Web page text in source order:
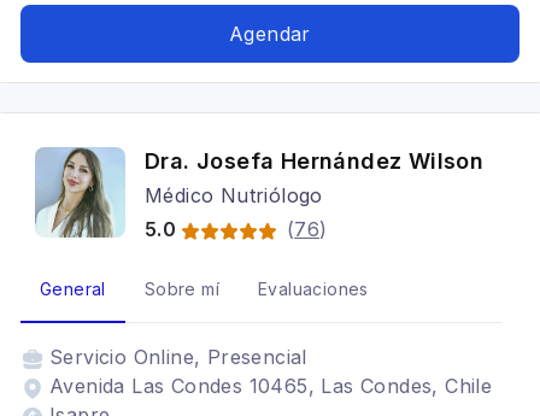
Agendar
Dra. Josefa Hernández Wilson
Médico Nutriólogo
5.0
(76)
General Sobre mí Evaluaciones
Servicio Online, Presencial
Avenida Las Condes 10465, Las Condes, Chile